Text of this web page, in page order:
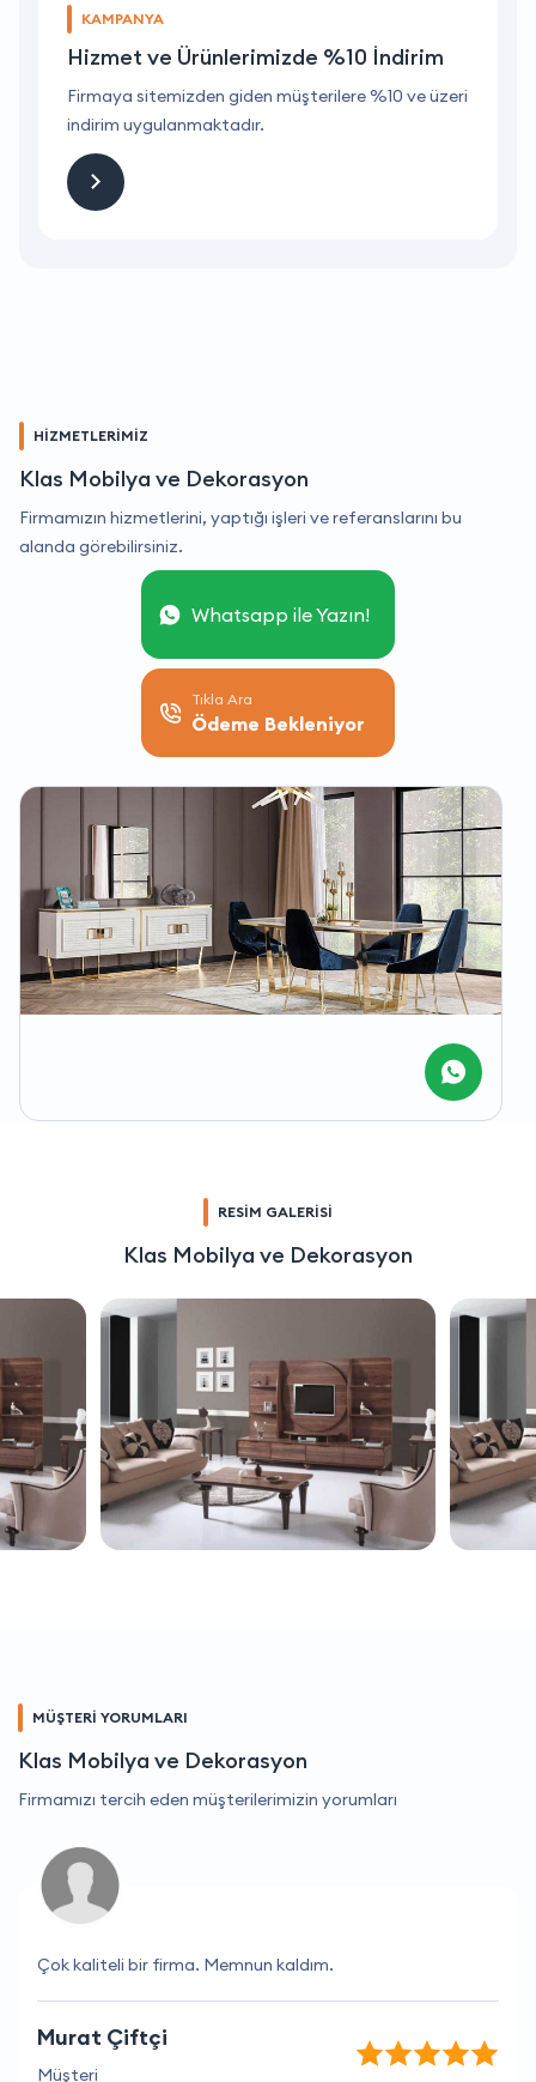
KAMPANYA
Hizmet ve Ürünlerimizde %10 İndirim
Firmaya sitemizden giden müşterilere %10 ve üzeri
indirim uygulanmaktadır.
HİZMETLERİMİZ
Klas Mobilya ve Dekorasyon
Firmamızın hizmetlerini, yaptığı işleri ve referanslarını bu
alanda görebilirsiniz.
Whatsapp ile Yazın!
Tıkla Ara
Ödeme Bekleniyor
RESİM GALERİSİ
Klas Mobilya ve Dekorasyon
MÜŞTERİ YORUMLARI
Klas Mobilya ve Dekorasyon
Firmamızı tercih eden müşterilerimizin yorumları
Çok kaliteli bir firma. Memnun kaldım.
Murat Çiftçi
Müşteri